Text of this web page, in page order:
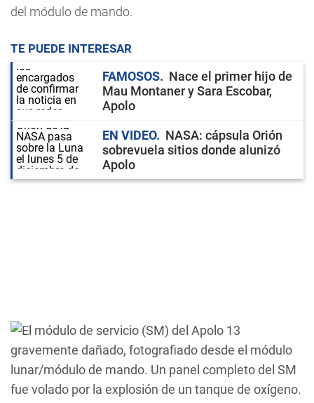
del módulo de mando.
TE PUEDE INTERESAR
FAMOSOS
Nace el primer hijo de
Mau Montaner y Sara Escobar,
Apolo
EN VIDEO
NASA: cápsula Orión
sobrevuela sitios donde alunizó
Apolo